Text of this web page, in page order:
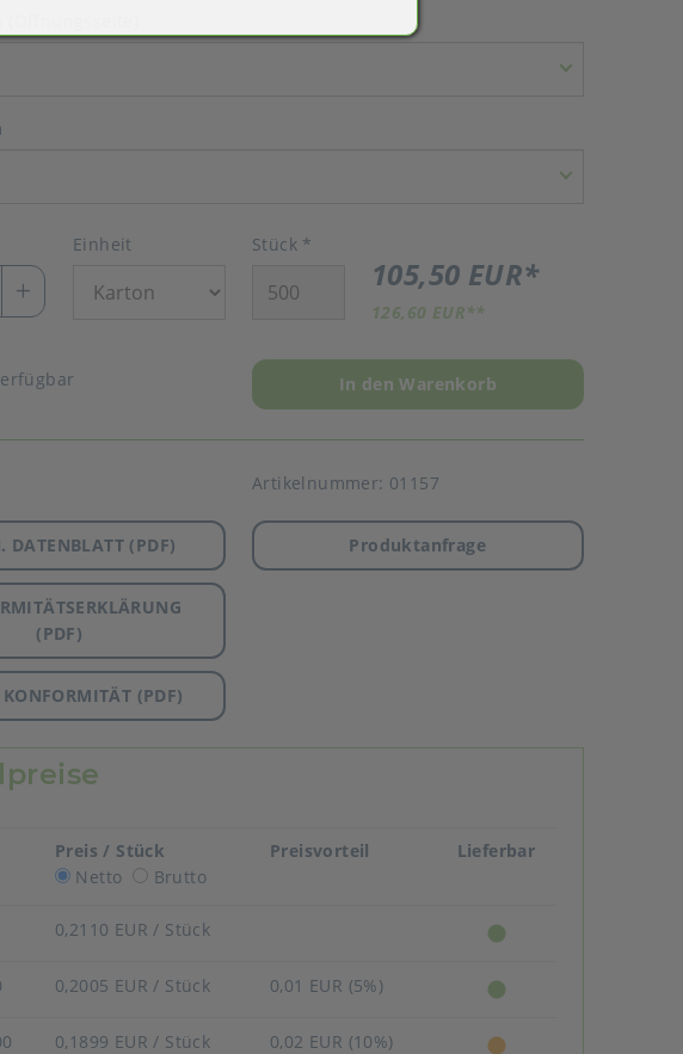
Einheit Stück *
105,50 EUR*
126,60 EUR**
In den Warenkorb
Artikelnummer: 01157
DATENBLATT (PDF)
(PDF)
(PDF)
Produktanfrage
Preis / Stück
Netto
Brutto
Preisvorteil Lieferbar
0,2110 EUR / Stück
0,2005 EUR / Stück 0,01 EUR (5%)
0,1899 EUR / Stück 0,02 EUR (10%)